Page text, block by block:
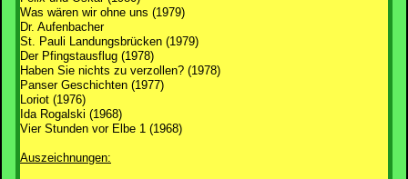
Was wären wir ohne uns (1979)
Dr. Aufenbacher
St. Pauli Landungsbrücken (1979)
Der Pfingstausflug (1978)
Haben Sie nichts zu verzollen? (1978)
Panser Geschichten (1977)
Loriot (1976)
Ida Rogalski (1968)
Vier Stunden vor Elbe 1 (1968)
Auszeichnungen: